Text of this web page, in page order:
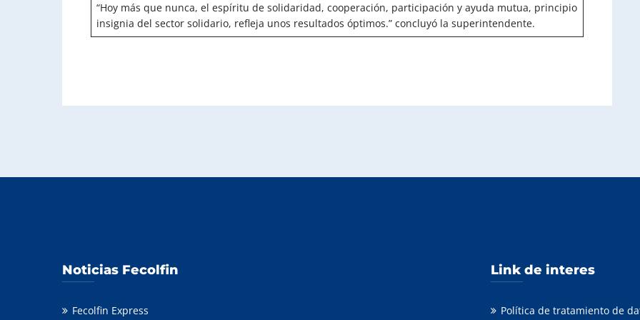
“Hoy más que nunca, el espíritu de solidaridad, cooperación, participación y ayuda mutua, principio
insignia del sector solidario, refleja unos resultados óptimos.” concluyó la superintendente.
Noticias Fecolfin
Fecolfin Express
Link de interes
Política de tratamiento de